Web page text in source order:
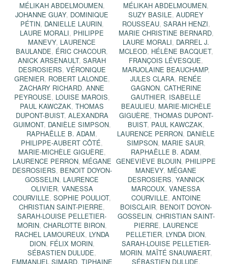
MÉLIKAH ABDELMOUMEN,
JOHANNE GUAY, DOMINIQUE
PÉTIN, DANIELLE LAURIN,
LAURE MORALI, PHILIPPE
MANEVY, LAURENCE
BAULANDE, ÉRIC CHACOUR,
ANICK ARSENAULT,SARAH
DESROSIERS, VÉRONIQUE
GRENIER, ROBERT LALONDE,
ZACHARY RICHARD,ANNE
PEYROUSE, LOUISE MAROIS,
PAUL KAWCZAK,THOMAS
DUPONT-BUIST, ALEXANDRA
GUIMONT, DANIÈLE SIMPSON,
RAPHAËLLE B. ADAM,
PHILIPPE-AUBERT CÔTÉ,
MARIE-MICHÈLE GIGUÈRE,
LAURENCE PERRON, MÉGANE
DESROSIERS, BENOIT DOYON-
GOSSELIN, LAURENCE
OLIVIER, VANESSA
COURVILLE,SOPHIE POULIOT,
CHRISTIAN SAINT-PIERRE,
SARAH-LOUISE PELLETIER-
MORIN, CHARLOTTE BIRON,
RACHEL LAMOUREUX, LYNDA
DION, FÉLIX MORIN,
SÉBASTIEN DULUDE,
EMMANUEL SIMARD, TIPHAINE
MÉLIKAH ABDELMOUMEN,
SUZY BASILE,AUDREY
ROUSSEAU, SARAH HENZI,
MARIE CHRISTINE BERNARD,
LAURE MORALI, DARREL J.
MCLEOD, HÉLÈNE BACQUET,
FRANÇOIS LÉVESQUE,
MARJOLAINE BEAUCHAMP,
JULES CLARA, RENÉE
GAGNON, CATHERINE
GAUTHIER, ISABELLE
BEAULIEU, MARIE-MICHÈLE
GIGUÈRE, THOMAS DUPONT-
BUIST, PAUL KAWCZAK,
LAURENCE PERRON, DANIÈLE
SIMPSON, MARIE SAUR,
RAPHAËLLE B. ADAM,
GENEVIÈVE BLOUIN, PHILIPPE
MANEVY, MÉGANE
DESROSIERS, YANNICK
MARCOUX,VANESSA
COURVILLE, ANTOINE
BOISCLAIR, BENOIT DOYON-
GOSSELIN, CHRISTIAN SAINT-
PIERRE, LAURENCE
PELLETIER, LYNDA DION,
SARAH-LOUISE PELLETIER-
MORIN, MAÏTÉ SNAUWAERT,
SÉBASTIEN DULUDE,